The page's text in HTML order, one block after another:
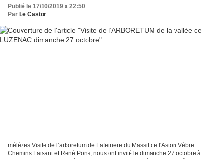
Publié le 17/10/2019 à 22:50
Par Le Castor
mélèzes Visite de l’arboretum de Laferriere du Massif de l'Aston Vèbre
Chemins Faisant et René Pons, nous ont invité le dimanche 27 octobre à